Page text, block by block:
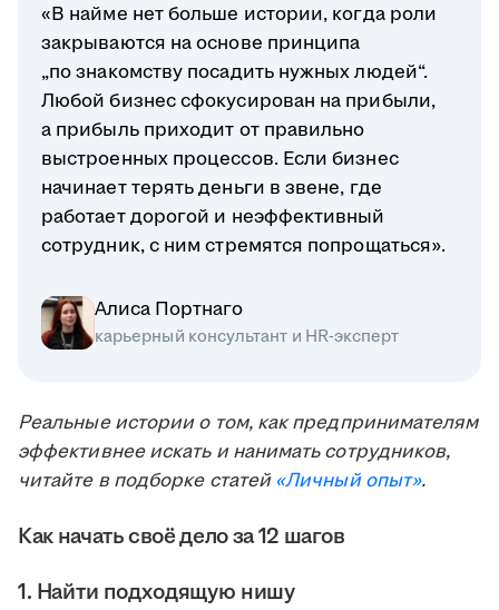
«В найме нет больше истории, когда роли
закрываются на основе принципа
„по знакомству посадить нужных людей“.
Любой бизнес сфокусирован на прибыли,
а прибыль приходит от правильно
выстроенных процессов. Если бизнес
начинает терять деньги в звене, где
работает дорогой и неэффективный
сотрудник, с ним стремятся попрощаться».
Алиса Портнаго
карьерный консультант и HR-эксперт
Реальные истории о том, как предпринимателям
эффективнее искать и нанимать сотрудников,
читайте в подборке статей«Личный опыт».
Как начать своё дело за 12 шагов
1. Найти подходящую нишу